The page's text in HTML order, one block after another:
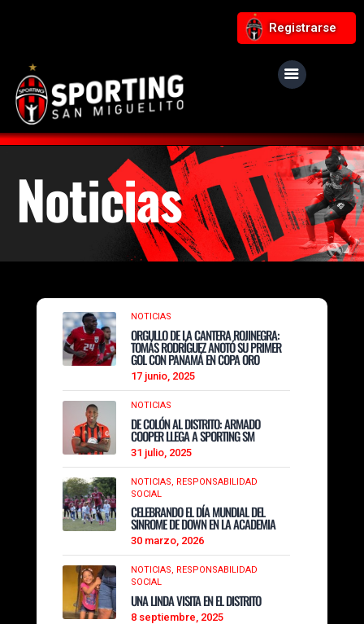
Registrarse
Noticias
NOTICIAS
ORGULLO DE LA CANTERA ROJINEGRA:
TOMÁS RODRÍGUEZ ANOTÓ SU PRIMER
GOL CON PANAMÁ EN COPA ORO
17 junio, 2025
NOTICIAS
DE COLÓN AL DISTRITO: ARMADO
COOPER LLEGA A SPORTING SM
31 julio, 2025
NOTICIAS, RESPONSABILIDAD
SOCIAL
CELEBRANDO EL DÍA MUNDIAL DEL
SINROME DE DOWN EN LA ACADEMIA
30 marzo, 2026
NOTICIAS, RESPONSABILIDAD
SOCIAL
UNA LINDA VISITA EN EL DISTRITO
8 septiembre, 2025